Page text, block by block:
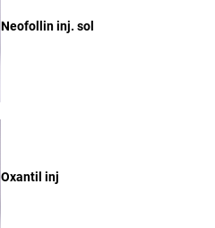
Neofollin inj. sol
Oxantil inj